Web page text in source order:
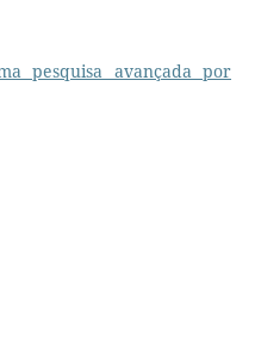
pesquisa avançada por